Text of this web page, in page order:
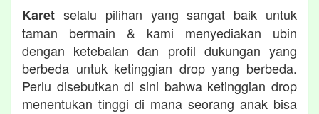
Karet selalu pilihan yang sangat baik untuk
taman bermain & kami menyediakan ubin
dengan ketebalan dan profil dukungan yang
berbeda untuk ketinggian drop yang berbeda.
Perlu disebutkan di sini bahwa ketinggian drop
menentukan tinggi di mana seorang anak bisa